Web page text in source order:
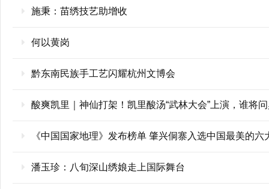
施秉：苗绣技艺助增收
何以黄岗
黔东南民族手工艺闪耀杭州文博会
酸爽凯里｜神仙打架！凯里酸汤“武林大会”上演，谁将问
《中国国家地理》发布榜单 肇兴侗寨入选中国最美的六
潘玉珍：八旬深山绣娘走上国际舞台